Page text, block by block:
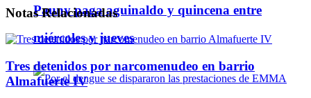
Pauny paga aguinaldo y quincena entre
miércoles y jueves
NotasRelacionadas
Tres detenidos por narcomenudeo en barrio
Almafuerte IV